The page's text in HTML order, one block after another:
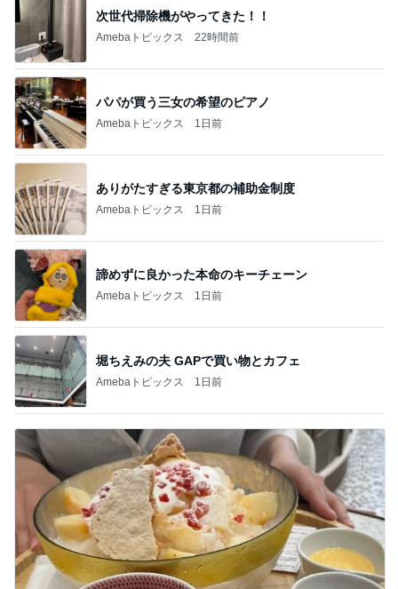
次世代掃除機がやってきた！！
Amebaトピックス 22時間前
パパが買う三女の希望のピアノ
Amebaトピックス 1日前
ありがたすぎる東京都の補助金制度
Amebaトピックス 1日前
諦めずに良かった本命のキーチェーン
Amebaトピックス 1日前
堀ちえみの夫 GAPで買い物とカフェ
Amebaトピックス 1日前